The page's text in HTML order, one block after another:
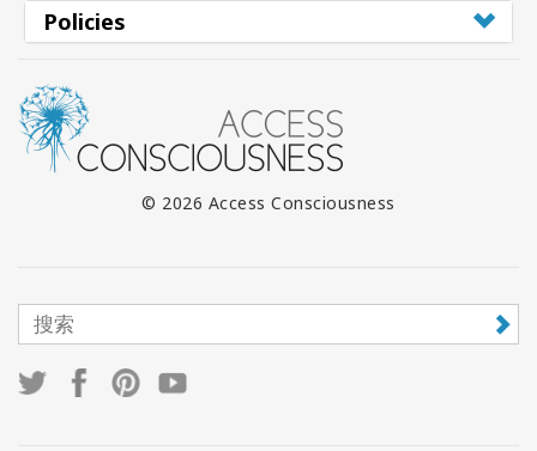
Policies
© 2026 Access Consciousness